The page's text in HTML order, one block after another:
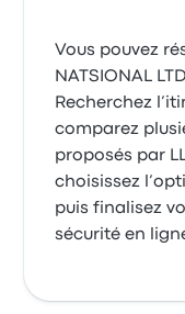
Vous pouvez
NATSIONAL
Recherchez
comparez
proposés par
choisissez
puis finalisez
sécurité en